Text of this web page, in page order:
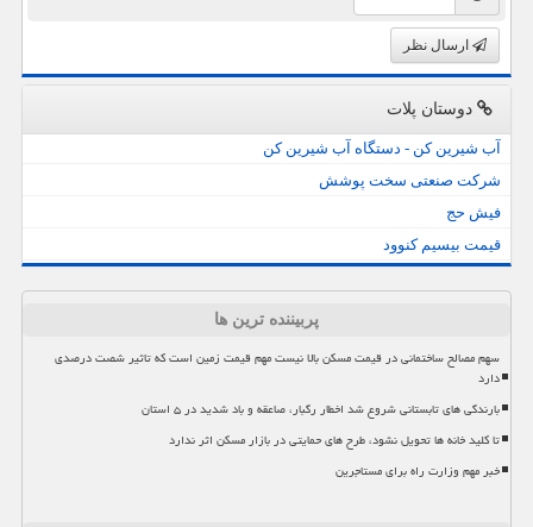
ارسال نظر
دوستان پلات
آب شیرین کن - دستگاه آب شیرین کن
شرکت صنعتی سخت پوشش
فیش حج
قیمت بیسیم کنوود
پربیننده ترین ها
سهم مصالح ساختمانی در قیمت مسکن بالا نیست مهم قیمت زمین است که تاثیر شصت درصدی
دارد
بارندگی های تابستانی شروع شد اخطار رگبار، صاعقه و باد شدید در ۵ استان
تا کلید خانه ها تحویل نشود، طرح های حمایتی در بازار مسکن اثر ندارد
خبر مهم وزارت راه برای مستاجرین